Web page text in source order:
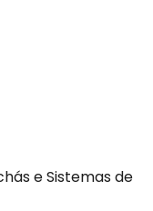
e Sistemas de